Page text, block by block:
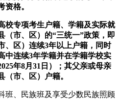
资格。
校专项考生户籍、学籍及实际就
（市、区）的“三统一”政策，即
、区）连续3年以上户籍，同时
中连续3年学籍并在学籍学校实
年8月31日）；其父亲或母亲
（市、区）户籍。
班、民族班及享受少数民族照顾